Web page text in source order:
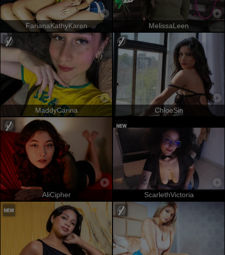
FarianaKathyKaren MelissaLeen
MaddyCarina ChloeSin
AliCipher ScarlethVictoria